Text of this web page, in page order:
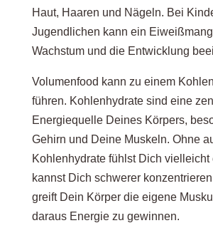
Haut, Haaren und Nägeln. Bei
Jugendlichen kann ein
Wachstum und die Entwicklung
Volumenfood kann zu einem
führen. Kohlenhydrate sind eine
Energiequelle Deines Körpers,
Gehirn und Deine Muskeln. Ohne
Kohlenhydrate fühlst Dich vielleicht
kannst Dich schwerer
greift Dein Körper die eigene
daraus Energie zu gewinnen.